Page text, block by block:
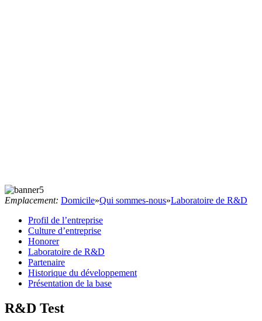
Emplacement: Domicile»Qui sommes-nous»Laboratoire de R&D
Profil de l’entreprise
Culture d’entreprise
Honorer
Laboratoire de R&D
Partenaire
Historique du développement
Présentation de la base
R&D Test